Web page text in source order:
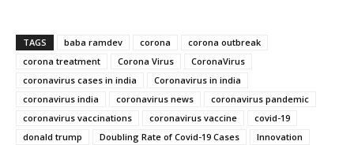
TAGS baba ramdev corona
corona outbreak
corona treatment
Corona Virus
CoronaVirus
coronavirus cases in india
Coronavirus in india
coronavirus india
coronavirus news
coronavirus pandemic
coronavirus vaccinations
coronavirus vaccine
covid-19
donald trump
Doubling Rate of Covid-19 Cases
Innovation